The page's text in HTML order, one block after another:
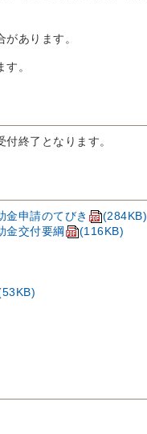
あります。
。
終了となります。
金申請のてびき
(284KB)
金交付要綱
(116KB)